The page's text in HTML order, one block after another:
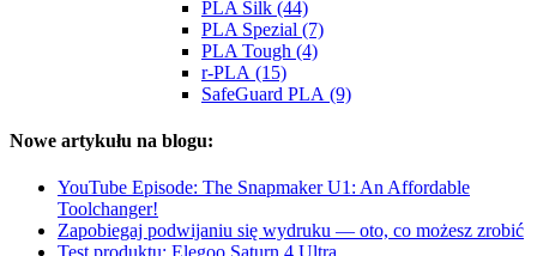
PLA Silk (44)
PLA Spezial (7)
PLA Tough (4)
r-PLA (15)
SafeGuard PLA (9)
Nowe artykułu na blogu:
YouTube Episode: The Snapmaker U1: An Affordable
Toolchanger!
Zapobiegaj podwijaniu się wydruku — oto, co możesz zrobić